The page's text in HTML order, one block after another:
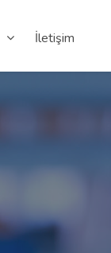
İletişim